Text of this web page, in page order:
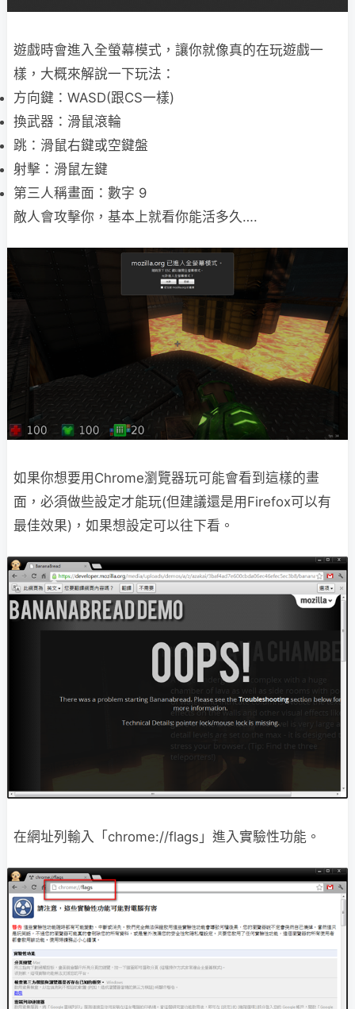
遊戲時會進入全螢幕模式，讓你就像真的在玩遊戲一
樣，大概來解說一下玩法：
方向鍵：WASD(跟CS一樣)
換武器：滑鼠滾輪
跳：滑鼠右鍵或空鍵盤
射擊：滑鼠左鍵
第三人稱畫面：數字 9
敵人會攻擊你，基本上就看你能活多久….
如果你想要用Chrome瀏覽器玩可能會看到這樣的畫
面，必須做些設定才能玩(但建議還是用Firefox可以有
最佳效果)，如果想設定可以往下看。
在網址列輸入「chrome://flags」進入實驗性功能。